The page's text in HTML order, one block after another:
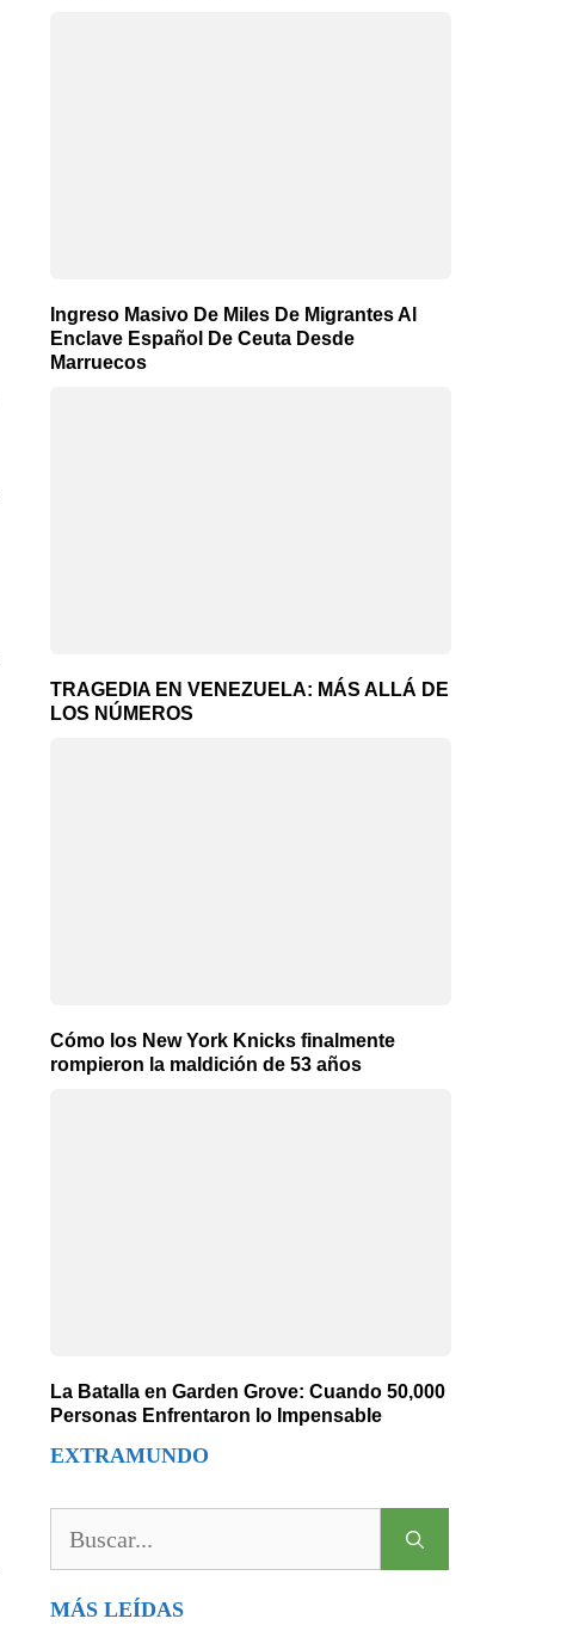
Ingreso Masivo De Miles De Migrantes Al
Enclave Español De Ceuta Desde
Marruecos
TRAGEDIA EN VENEZUELA: MÁS ALLÁ DE
LOS NÚMEROS
Cómo los New York Knicks finalmente
rompieron la maldición de 53 años
La Batalla en Garden Grove: Cuando 50,000
Personas Enfrentaron lo Impensable
EXTRAMUNDO
MÁS LEÍDAS